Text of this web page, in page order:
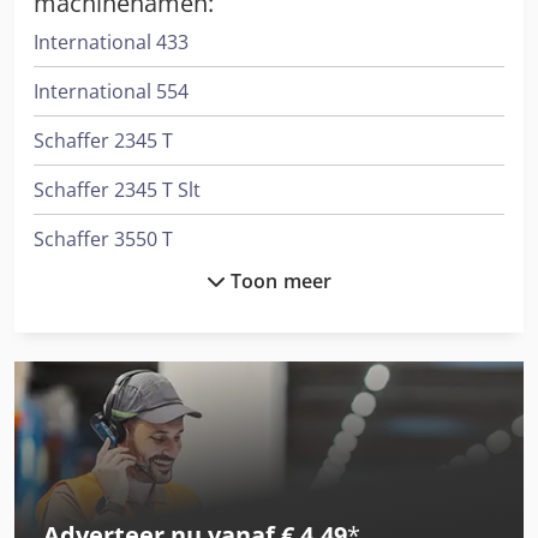
International 433
International 554
Schaffer 2345 T
Schaffer 2345 T Slt
Schaffer 3550 T
Schaffer 3560 T Slt
Schaffer 4560 T
Schaffer 4580 T
Toon meer